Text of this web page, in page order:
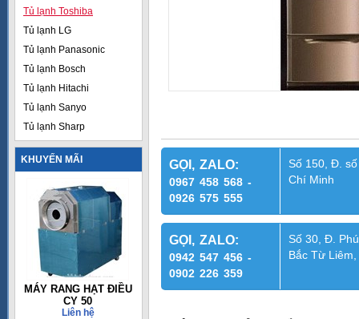
Tủ lạnh Toshiba
Tủ lạnh LG
Tủ lạnh Panasonic
Tủ lạnh Bosch
Tủ lạnh Hitachi
Tủ lạnh Sanyo
Tủ lạnh Sharp
KHUYẾN MÃI
MÁY RANG HẠT ĐIỀU
CY 50
Liên hệ
GỌI, ZALO:
0967 458 568 -
0926 575 555
Số 150, Đ.
Chí Minh
GỌI, ZALO:
0942 547 456 -
0902 226 359
Số 30, Đ.
Bắc Từ